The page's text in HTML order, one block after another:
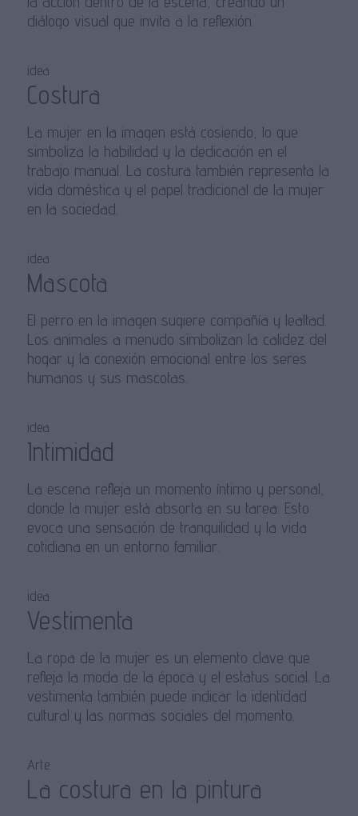
diálogo visual que invita a la reflexión.
idea
Costura
La mujer en la imagen está cosiendo, lo que
simboliza la habilidad y la dedicación en el
trabajo manual. La costura también representa la
vida doméstica y el papel tradicional de la mujer
en la sociedad.
idea
Mascota
El perro en la imagen sugiere compañía y lealtad.
Los animales a menudo simbolizan la calidez del
hogar y la conexión emocional entre los seres
humanos y sus mascotas.
idea
Intimidad
La escena refleja un momento íntimo y personal,
donde la mujer está absorta en su tarea. Esto
evoca una sensación de tranquilidad y la vida
cotidiana en un entorno familiar.
idea
Vestimenta
La ropa de la mujer es un elemento clave que
refleja la moda de la época y el estatus social. La
vestimenta también puede indicar la identidad
cultural y las normas sociales del momento.
Arte
La costura en la pintura